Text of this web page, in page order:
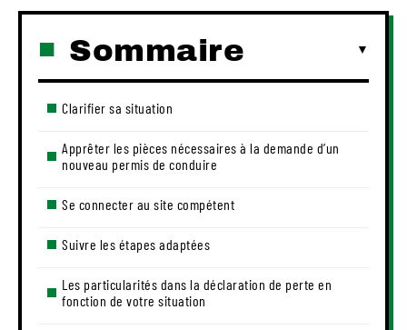
Sommaire
Clarifier sa situation
Apprêter les pièces nécessaires à la demande d’un
nouveau permis de conduire
Se connecter au site compétent
Suivre les étapes adaptées
Les particularités dans la déclaration de perte en
fonction de votre situation